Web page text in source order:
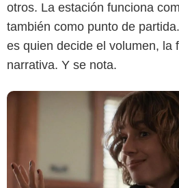
otros. La estación funciona
también como punto de
es quien decide el volumen, la
narrativa. Y se nota.